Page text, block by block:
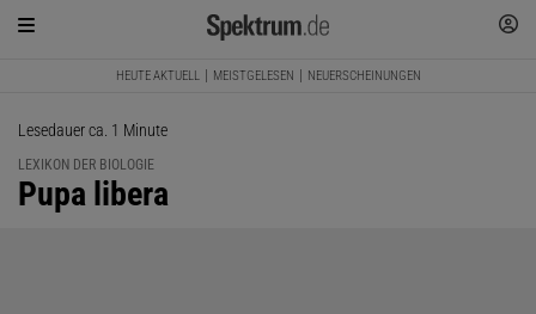
HEUTE AKTUELL MEISTGELESEN NEUERSCHEINUNGEN
Lesedauer ca. 1 Minute
LEXIKON DER BIOLOGIE
:
Pupa libera